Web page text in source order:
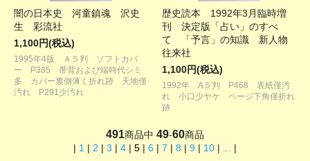
闇の日本史 河童鎮魂 沢史
生 彩流社
1,100円(税込)
1995年4版 Ａ５判 ソフトカバ
ー P385 帯背および端時代シミ
多 カバー裏側薄く折れ跡 天地僅
汚れ P291少汚れ
歴史読本 1992年3月臨時増
刊 決定版「占い」のすべ
て 「予言」の知識 新人物
往来社
1,100円(税込)
1992年 A５判 P468 表紙僅汚
れ 小口少ヤケ ページ下角僅折れ
跡
491商品中 49-60商品
| 1 | 2 | 3 | 4 | 5 | 6 | 7 | 8 | 9 | 10 | ... |